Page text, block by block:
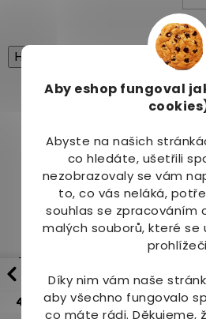
Aby eshop fungoval
Abyste na našich
co hledáte, ušetřili
nezobrazovaly se vám
to, co vás neláká,
souhlas se zpracováním
malých souborů, které se
Díky nim vám naše
aby všechno fungovalo
co máte rádi. Děkujeme,
High-contrast mode
Související
lahvičku 50 ml a 100 ml
4.9 11x
Skladem(6
ks)
5.0